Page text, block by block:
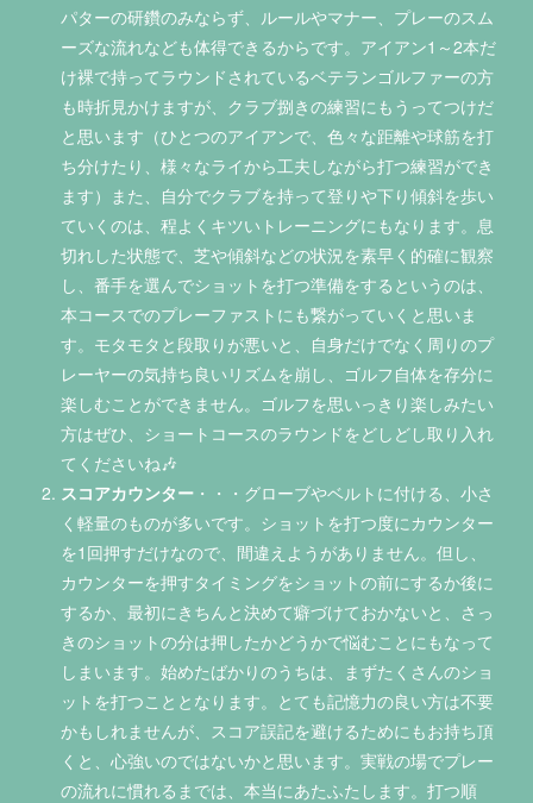
パターの研鑽のみならず、ルールやマナー、プレーのスム
ーズな流れなども体得できるからです。アイアン1～2本だ
け裸で持ってラウンドされているベテランゴルファーの方
も時折見かけますが、クラブ捌きの練習にもうってつけだ
と思います（ひとつのアイアンで、色々な距離や球筋を打
ち分けたり、様々なライから工夫しながら打つ練習ができ
ます）また、自分でクラブを持って登りや下り傾斜を歩い
ていくのは、程よくキツいトレーニングにもなります。息
切れした状態で、芝や傾斜などの状況を素早く的確に観察
し、番手を選んでショットを打つ準備をするというのは、
本コースでのプレーファストにも繋がっていくと思いま
す。モタモタと段取りが悪いと、自身だけでなく周りのプ
レーヤーの気持ち良いリズムを崩し、ゴルフ自体を存分に
楽しむことができません。ゴルフを思いっきり楽しみたい
方はぜひ、ショートコースのラウンドをどしどし取り入れ
てくださいね🎶
スコアカウンター ・・・グローブやベルトに付ける、小さ
く軽量のものが多いです。ショットを打つ度にカウンター
を1回押すだけなので、間違えようがありません。但し、
カウンターを押すタイミングをショットの前にするか後に
するか、最初にきちんと決めて癖づけておかないと、さっ
きのショットの分は押したかどうかで悩むことにもなって
しまいます。始めたばかりのうちは、まずたくさんのショ
ットを打つこととなります。とても記憶力の良い方は不要
かもしれませんが、スコア誤記を避けるためにもお持ち頂
くと、心強いのではないかと思います。実戦の場でプレー
の流れに慣れるまでは、本当にあたふたします。打つ順